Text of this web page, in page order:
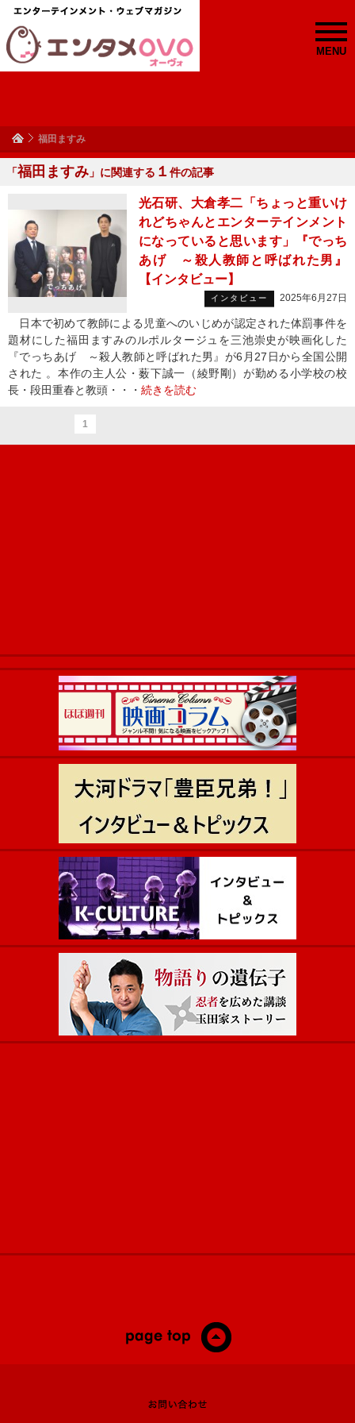
MENU
福田ますみ
「福田ますみ 」に関連する １ 件の記事
光石研、大倉孝二「ちょっと重いけ
れどちゃんとエンターテインメント
になっていると思います」『でっち
あげ ～殺人教師と呼ばれた男』
【インタビュー】
インタビュー 2025年6月27日
日本で初めて教師による児童へのいじめが認定された体罰事件を
題材にした福田ますみのルポルタージュを三池崇史が映画化した
『でっちあげ ～殺人教師と呼ばれた男』が6月27日から全国公開
された 。本作の主人公・薮下誠一（綾野剛）が勤める小学校の校
長・段田重春と教頭・・・ 続きを読む
1